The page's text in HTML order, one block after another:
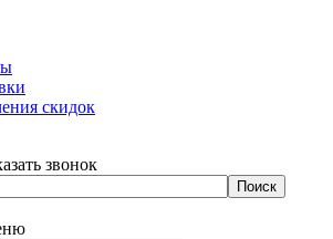
скидок
звонок